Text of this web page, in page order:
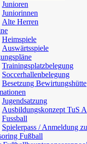
Junioren
Juniorinnen
Alte Herren
Heimspiele
Auswärtsspiele
Trainingsplatzbelegung
Soccerhallenbelegung
Besetzung Bewirtungshütte
Jugendsatzung
Ausbildungskonzept TuS
Fussball
Spielerpass / Anmeldung
Fußball